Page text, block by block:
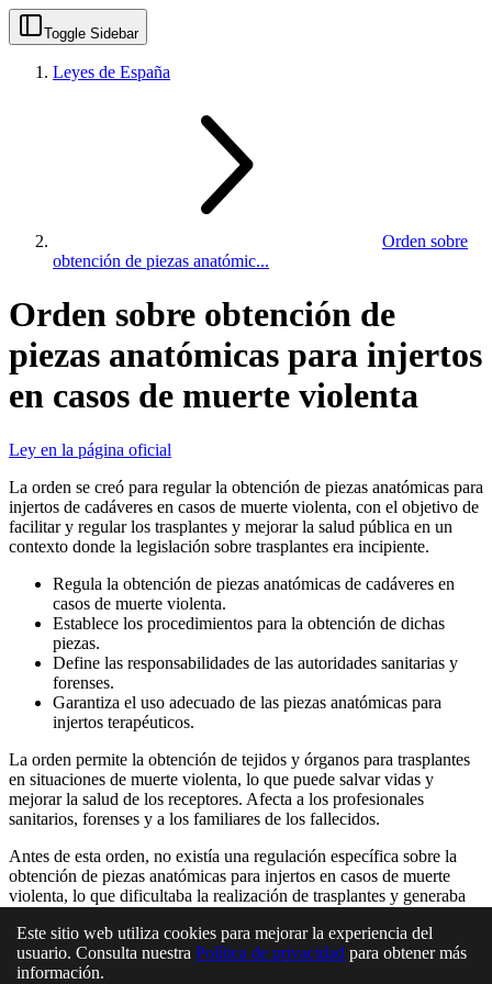
Toggle Sidebar
Leyes de España
Orden sobre
obtención de piezas anatómic...
Orden sobre obtención de
piezas anatómicas para injertos
en casos de muerte violenta
Ley en la página oficial
La orden se creó para regular la obtención de piezas anatómicas para
injertos de cadáveres en casos de muerte violenta, con el objetivo de
facilitar y regular los trasplantes y mejorar la salud pública en un
contexto donde la legislación sobre trasplantes era incipiente.
Regula la obtención de piezas anatómicas de cadáveres en
casos de muerte violenta.
Establece los procedimientos para la obtención de dichas
piezas.
Define las responsabilidades de las autoridades sanitarias y
forenses.
Garantiza el uso adecuado de las piezas anatómicas para
injertos terapéuticos.
La orden permite la obtención de tejidos y órganos para trasplantes
en situaciones de muerte violenta, lo que puede salvar vidas y
mejorar la salud de los receptores. Afecta a los profesionales
sanitarios, forenses y a los familiares de los fallecidos.
Antes de esta orden, no existía una regulación específica sobre la
obtención de piezas anatómicas para injertos en casos de muerte
violenta, lo que dificultaba la realización de trasplantes y generaba
Podrían surgir controversias éticas y legales relacionadas con el
consentimiento para la obtención de órganos y tejidos en casos de
Este sitio web utiliza cookies para mejorar la experiencia del
usuario. Consulta nuestra Política de privacidad para obtener más
información.